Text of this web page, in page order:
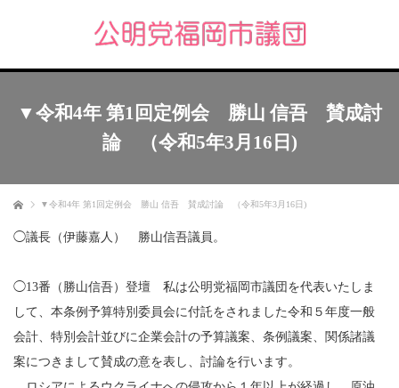
▼令和4年 第1回定例会 勝山 信吾 賛成討
論 （令和5年3月16日)
ホーム ▼令和4年 第1回定例会 勝山 信吾 賛成討論 （令和5年3月16日)
◯議長（伊藤嘉人） 勝山信吾議員。
◯13番（勝山信吾）登壇 私は公明党福岡市議団を代表いたしま
して、本条例予算特別委員会に付託をされました令和５年度一般
会計、特別会計並びに企業会計の予算議案、条例議案、関係諸議
案につきまして賛成の意を表し、討論を行います。